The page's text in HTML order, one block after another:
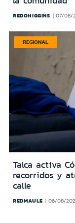
REDOHIGGINS 07/08/
REGIONAL
Talca activa
recorridos y
calle
REDMAULE 06/08/